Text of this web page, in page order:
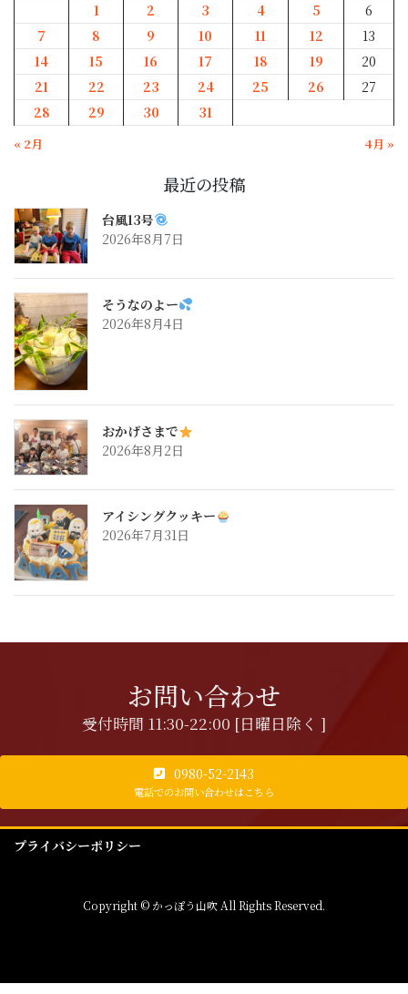
1
2 3 4 5
6
7
8 9 10 11 12
13
14
15 16 17 18 19
20
21
22 23 24 25 26
27
28
29 30 31
« 2月 4月 »
最近の投稿
台風13号
2026年8月7日
そうなのよー
2026年8月4日
おかげさまで
2026年8月2日
アイシングクッキー
2026年7月31日
お問い合わせ
受付時間 11:30-22:00 [日曜日除く ]
0980-52-2143
電話でのお問い合わせはこちら
プライバシーポリシー
Copyright © かっぽう山吹 All Rights Reserved.